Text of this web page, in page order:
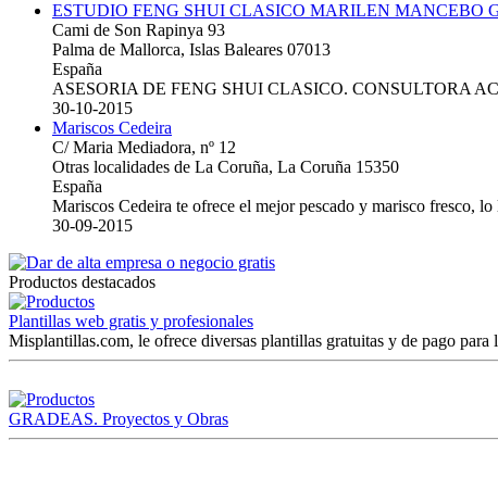
ESTUDIO FENG SHUI CLASICO MARILEN MANCEBO
Cami de Son Rapinya 93
Palma de Mallorca, Islas Baleares 07013
España
ASESORIA DE FENG SHUI CLASICO. CONSULTORA
30-10-2015
Mariscos Cedeira
C/ Maria Mediadora, nº 12
Otras localidades de La Coruña, La Coruña 15350
España
Mariscos Cedeira te ofrece el mejor pescado y marisco fresco, lo
30-09-2015
Productos destacados
Plantillas web gratis y profesionales
Misplantillas.com, le ofrece diversas plantillas gratuitas y de pago para
GRADEAS. Proyectos y Obras